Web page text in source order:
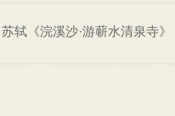
苏轼《浣溪沙·游蕲水清泉寺》